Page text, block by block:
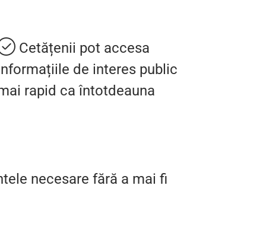
Cetățenii pot accesa
de interes public
rapid ca întotdeauna
necesare fără a mai fi